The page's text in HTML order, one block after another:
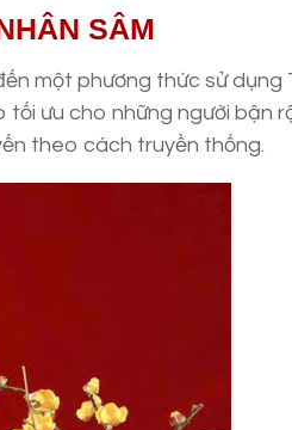
SÂM
một phương thức sử dụng
tối ưu cho những người bận
theo cách truyền thống.